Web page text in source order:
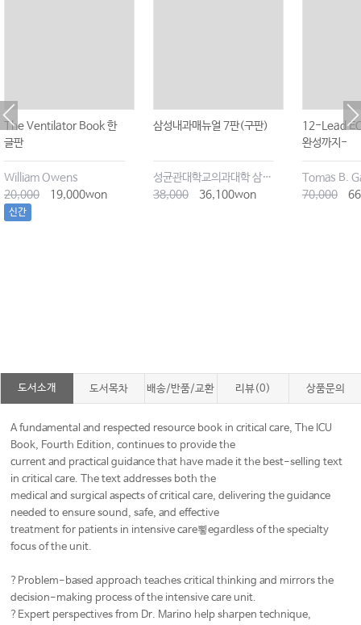
The Ventilator Book 한
글판
William Owens
20,000
19,000won
신간
삼성내과매뉴얼 7판(구판)
성균관대학교의과대학 삼성서울병원내과
38,000
36,100won
12-Lead
완성까지-
Tomas B.
70,000
도서소개 도서목차 배송/반품/교환 리뷰(0) 상품문의
A fundamental and respected resource book in critical care, The ICU
Book, Fourth Edition, continues to provide the
current and practical guidance that have made it the best-selling text
in critical care. The text addresses both the
medical and surgical aspects of critical care, delivering the guidance
needed to ensure sound, safe, and effective
treatment for patients in intensive care뾯egardless of the specialty
focus of the unit.
?Problem-based approach teaches critical thinking and mirrors the
decision-making process of the intensive care unit.
?Expert perspectives from Dr. Marino help sharpen technique,